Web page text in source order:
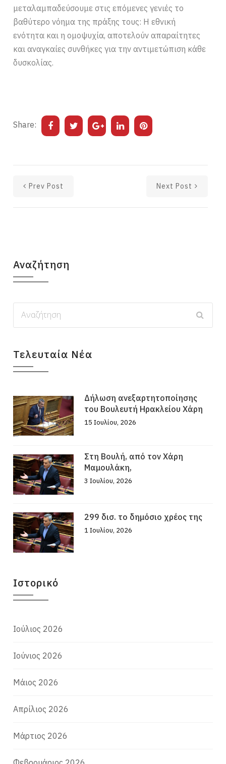
μεταλαμπαδεύσουμε στις επόμενες γενιές το
βαθύτερο νόημα της πράξης τους: Η εθνική
ενότητα και η ομοψυχία, αποτελούν απαραίτητες
και αναγκαίες συνθήκες για την αντιμετώπιση κάθε
δυσκολίας.
Share:
Prev Post Next Post
Αναζήτηση
Τελευταία Νέα
Δήλωση ανεξαρτητοποίησης
του Βουλευτή Ηρακλείου Χάρη
15 Ιουλίου, 2026
Στη Βουλή, από τον Χάρη
Μαμουλάκη,
3 Ιουλίου, 2026
299 δισ. το δημόσιο χρέος της
1 Ιουλίου, 2026
Ιστορικό
Ιούλιος 2026
Ιούνιος 2026
Μάιος 2026
Απρίλιος 2026
Μάρτιος 2026